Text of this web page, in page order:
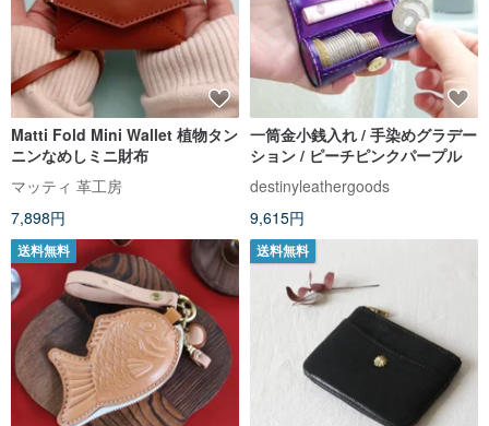
Matti Fold Mini Wallet 植物タン
ニンなめしミニ財布
マッティ 革工房
7,898円
一筒金小銭入れ / 手染めグラデー
ション / ピーチピンクパープル
destinyleathergoods
9,615円
送料無料 送料無料